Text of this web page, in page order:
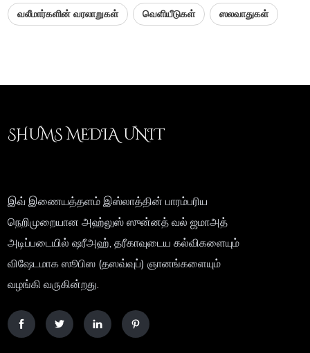
வலீமார்களின் வரலாறுகள் வெளியீடுகள் ஸலவாதுகள்
SHUMS MEDIA UNIT
இவ் இணையத்தளம் இஸ்லாத்தின் பாரம்பரிய
நெறிமுறையான அஹ்லுஸ் ஸுன்னத் வல் ஜமாஅத்
அடிப்படையில் ஷரீஅஹ், தரீகாவுடைய கல்விகளையும்
விஷேடமாக ஸூபிஸ (தஸவ்வுப்) ஞானங்களையும்
வழங்கி வருகின்றது.